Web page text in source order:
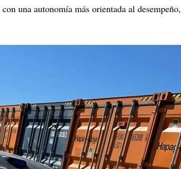
una autonomía más orientada al desempeño,